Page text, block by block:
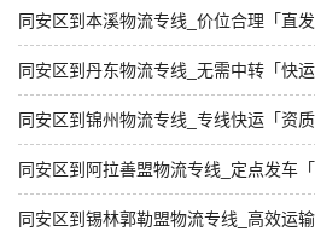
同安区到本溪物流专线_价位合理「直发
同安区到丹东物流专线_无需中转「快运
同安区到锦州物流专线_专线快运「资质
同安区到阿拉善盟物流专线_定点发车「
同安区到锡林郭勒盟物流专线_高效运输